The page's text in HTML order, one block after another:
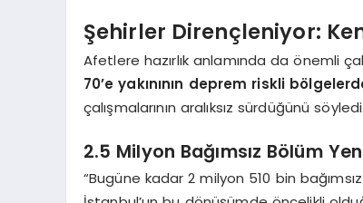
Şehirler Dirençleniyor:
Afetlere hazırlık anlamında da önemli
70’e yakınının deprem riskli
çalışmalarının aralıksız sürdüğünü söyledi.
2.5 Milyon Bağımsız Bölüm
“Bugüne kadar 2 milyon 510 bin